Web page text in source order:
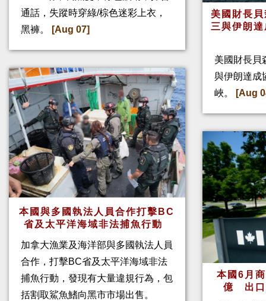
通話，失蹤時穿綠/棕色迷彩上衣，
黑褲。
[Aug 07]
本國與多國執法人員合作打擊BC
省及太平洋海域非法捕魚行動
加拿大漁業及海洋部與多國執法人員
合作，打擊BC省及太平洋海域非法
捕魚行動，發現有大量違規行為，包
括割取鯊魚鰭向黑市市場出售。
美國財長
三與伊朗
美國財長貝
與伊朗達成
峽。
[Aug
本國6月
億 出口